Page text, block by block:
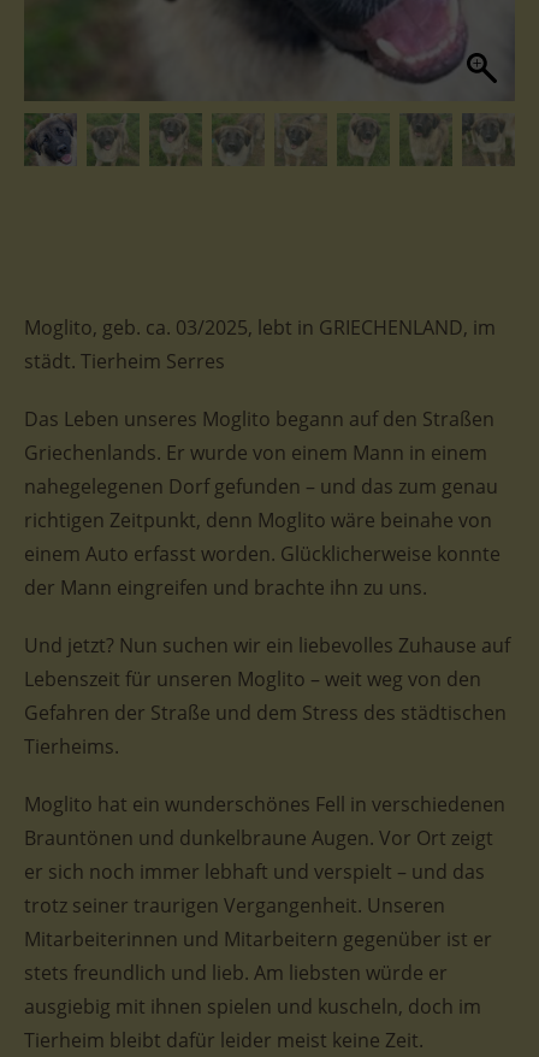
Moglito, geb. ca. 03/2025, lebt in GRIECHENLAND, im
städt. Tierheim Serres
Das Leben unseres Moglito begann auf den Straßen
Griechenlands. Er wurde von einem Mann in einem
nahegelegenen Dorf gefunden – und das zum genau
richtigen Zeitpunkt, denn Moglito wäre beinahe von
einem Auto erfasst worden. Glücklicherweise konnte
der Mann eingreifen und brachte ihn zu uns.
Und jetzt? Nun suchen wir ein liebevolles Zuhause auf
Lebenszeit für unseren Moglito – weit weg von den
Gefahren der Straße und dem Stress des städtischen
Tierheims.
Moglito hat ein wunderschönes Fell in verschiedenen
Brauntönen und dunkelbraune Augen. Vor Ort zeigt
er sich noch immer lebhaft und verspielt – und das
trotz seiner traurigen Vergangenheit. Unseren
Mitarbeiterinnen und Mitarbeitern gegenüber ist er
stets freundlich und lieb. Am liebsten würde er
ausgiebig mit ihnen spielen und kuscheln, doch im
Tierheim bleibt dafür leider meist keine Zeit.